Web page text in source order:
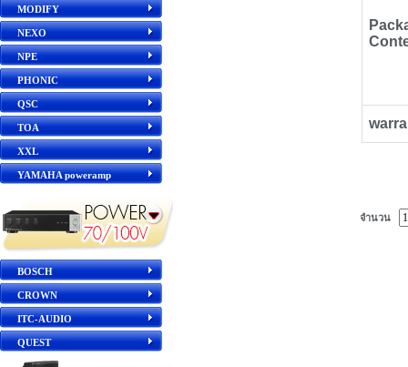
MODIFY
NEXO
NPE
PHONIC
QSC
TOA
XXL
YAMAHA poweramp
BOSCH
CROWN
ITC-AUDIO
QUEST
จำนวน